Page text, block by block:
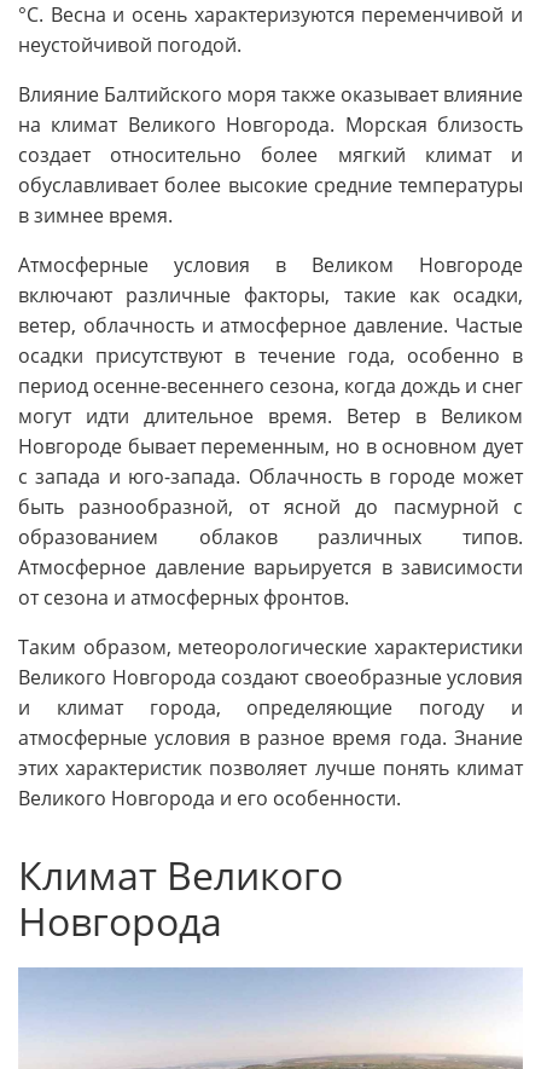
°C. Весна и осень характеризуются переменчивой и
неустойчивой погодой.
Влияние Балтийского моря также оказывает влияние
на климат Великого Новгорода. Морская близость
создает относительно более мягкий климат и
обуславливает более высокие средние температуры
в зимнее время.
Атмосферные условия в Великом Новгороде
включают различные факторы, такие как осадки,
ветер, облачность и атмосферное давление. Частые
осадки присутствуют в течение года, особенно в
период осенне-весеннего сезона, когда дождь и снег
могут идти длительное время. Ветер в Великом
Новгороде бывает переменным, но в основном дует
с запада и юго-запада. Облачность в городе может
быть разнообразной, от ясной до пасмурной с
образованием облаков различных типов.
Атмосферное давление варьируется в зависимости
от сезона и атмосферных фронтов.
Таким образом, метеорологические характеристики
Великого Новгорода создают своеобразные условия
и климат города, определяющие погоду и
атмосферные условия в разное время года. Знание
этих характеристик позволяет лучше понять климат
Великого Новгорода и его особенности.
Климат Великого
Новгорода